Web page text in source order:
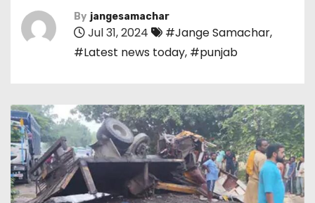
By jangesamachar
Jul 31, 2024 #Jange Samachar,
#Latest news today, #punjab